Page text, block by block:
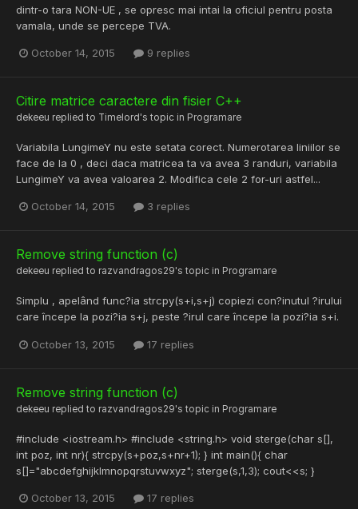
dintr-o tara NON-UE , se opresc mai intai la oficiul pentru posta
vamala, unde se percepe TVA.
October 14, 2015 9 replies
Citire matrice caractere din fisier C++
dekeeu replied to Timelord 's topic in Programare
Variabila LungimeY nu este setata corect. Numerotarea liniilor se
face de la 0 , deci daca matricea ta va avea 3 randuri, variabila
LungimeY va avea valoarea 2. Modifica cele 2 for-uri astfel...
October 14, 2015 3 replies
Remove string function (c)
dekeeu replied to razvandragos29's topic in Programare
Simplu , apelând func?ia strcpy(s+i,s+j) copiezi con?inutul ?irului
care începe la pozi?ia s+j, peste ?irul care începe la pozi?ia s+i.
October 13, 2015 17 replies
Remove string function (c)
dekeeu replied to razvandragos29's topic in Programare
#include <iostream.h> #include <string.h> void sterge(char s[],
int poz, int nr){ strcpy(s+poz,s+nr+1); } int main(){ char
s[]="abcdefghijklmnopqrstuvwxyz"; sterge(s,1,3); cout<<s; }
October 13, 2015 17 replies